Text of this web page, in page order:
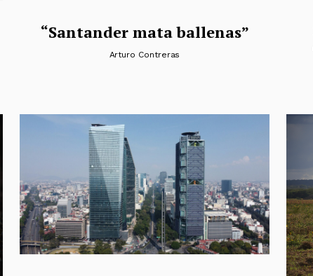
“Santander mata ballenas”
Arturo Contreras